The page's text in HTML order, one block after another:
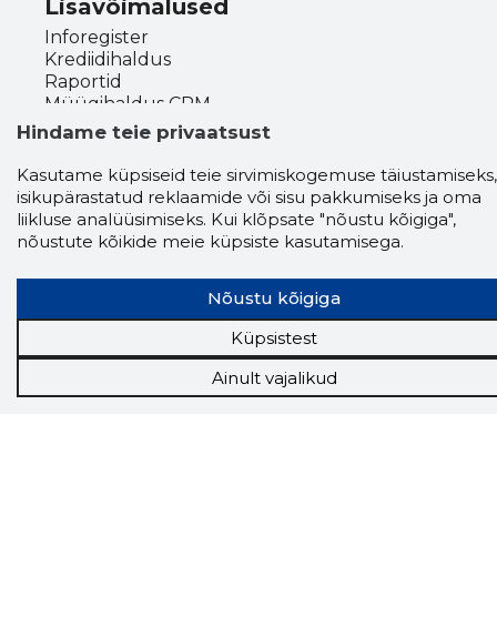
Lisavõimalused
Inforegister
Krediidihaldus
Raportid
Müügihaldus CRM
API
Ettevõttest
Grupist
Kontakt
Liitu meiega
Telli Storybooki nipikiri
Saadame Sulle kasulikke nippe, kuidas saad
Storybooki võimalused enda kasuks tööle
Hindame teie privaatsust
Kasutame küpsiseid teie sirvimiskogemuse täiustamiseks,
isikupärastatud reklaamide või sisu pakkumiseks ja oma
liikluse analüüsimiseks. Kui klõpsate "nõustu kõigiga",
nõustute kõikide meie küpsiste kasutamisega.
Nõustu kõigiga
Küpsistest
Ainult vajalikud